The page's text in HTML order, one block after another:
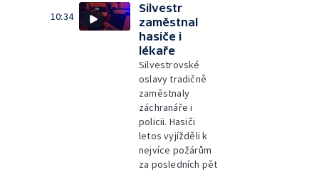
10:34
Silvestr
zaměstnal
hasiče i
lékaře
Silvestrovské
oslavy tradičně
zaměstnaly
záchranáře i
policii. Hasiči
letos vyjížděli k
nejvíce požárům
za posledních pět